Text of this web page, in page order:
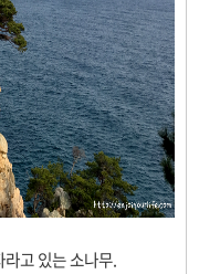
고 있는 소나무.